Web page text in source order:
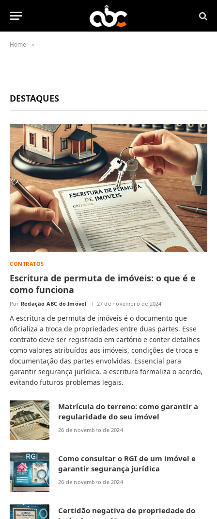
Home »
DESTAQUES
CONTRATOS
Escritura de permuta de imóveis: o que é e
como funciona
Por Redação ABC do Imóvel 27 de novembro de 2024
A escritura de permuta de imóveis é o documento que
oficializa a troca de propriedades entre duas partes. Esse
contrato deve ser registrado em cartório e conter detalhes
como valores atribuídos aos imóveis, condições de troca e
documentação das partes envolvidas. Essencial para
garantir segurança jurídica, a escritura formaliza o acordo,
evitando futuros problemas legais.
Matrícula do terreno: como garantir a
regularidade do seu imóvel
26 de novembro de 2024
Como consultar o RGI de um imóvel e
garantir segurança jurídica
26 de novembro de 2024
Certidão negativa de propriedade do